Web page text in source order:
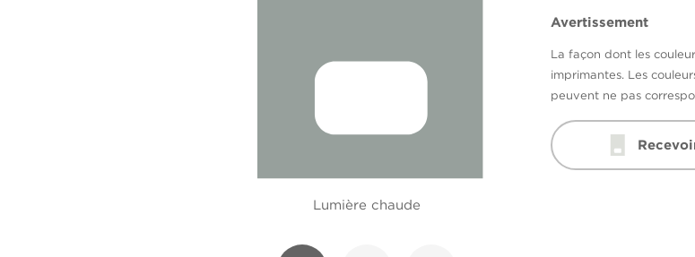
Lumière chaude
Avertissement
La façon dont les
imprimantes. Les
peuvent ne pas